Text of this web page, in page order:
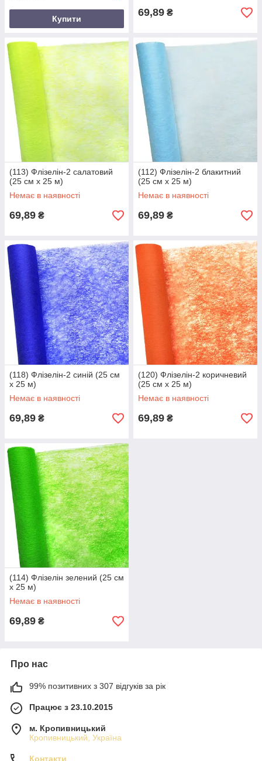
Купити
69,89 ₴
(113) Флізелін-2 салатовий
(25 см х 25 м)
Немає в наявності
69,89 ₴
(112) Флізелін-2 блакитний
(25 см х 25 м)
Немає в наявності
69,89 ₴
(118) Флізелін-2 синій (25 см
х 25 м)
Немає в наявності
69,89 ₴
(120) Флізелін-2 коричневий
(25 см х 25 м)
Немає в наявності
69,89 ₴
(114) Флізелін зелений (25 см
х 25 м)
Немає в наявності
69,89 ₴
Про нас
99% позитивних з 307 відгуків за рік
Працює з 23.10.2015
м. Кропивницький
Кропивницький, Україна
Контакти